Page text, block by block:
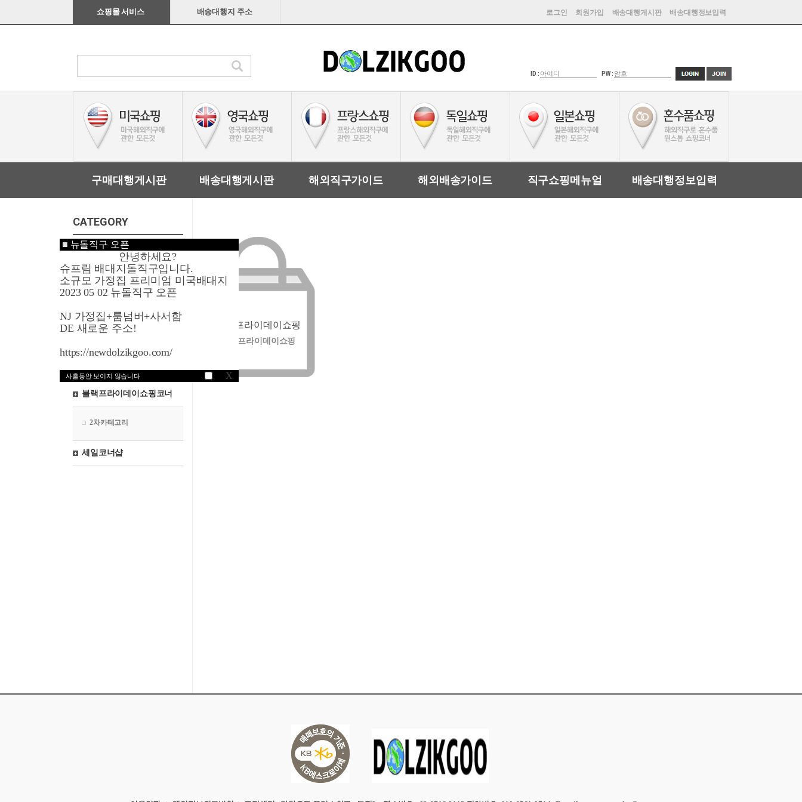
■ 뉴돌직구 오픈
안녕하세요?
슈프림 배대지돌직구입니다.
소규모 가정집 프리미엄 미국배대지
2023 05 02 뉴돌직구 오픈
NJ 가정집+룸넘버+사서함
DE 새로운 주소!
https://newdolzikgoo.com/
사흘동안 보이지 않습니다 X
쇼핑몰 서비스 배송대행지 주소 로그인 회원가입 배송대행게시판 배송대행정보입력
ID : PW :
구매대행게시판 배송대행게시판 해외직구가이드 해외배송가이드 직구쇼핑메뉴얼 배송대행정보입력
CATEGORY
미국쇼핑
영국쇼핑
프랑스쇼핑
독일쇼핑
혼수마켓
블랙프라이데이쇼핑코너
2차카테고리
세일코너샵
블랙프라이데이쇼핑
블랙프라이데이쇼핑